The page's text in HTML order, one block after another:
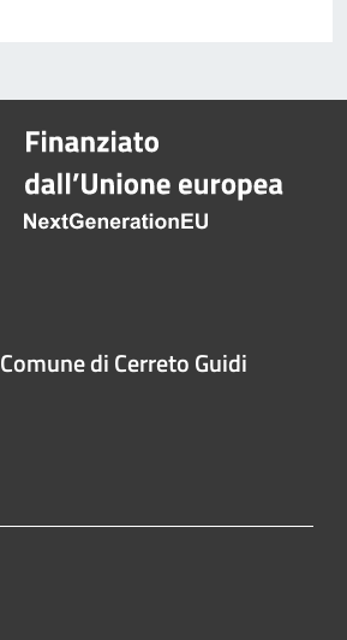
Comune di Cerreto Guidi